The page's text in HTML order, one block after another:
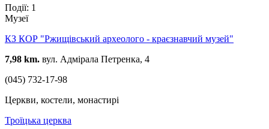
Події: 1
Музеї
КЗ КОР "Ржищівський археолого - краєзнавчий музей"
7,98 km. вул. Адмірала Петренка, 4
(045) 732-17-98
Церкви, костели, монастирі
Троїцька церква